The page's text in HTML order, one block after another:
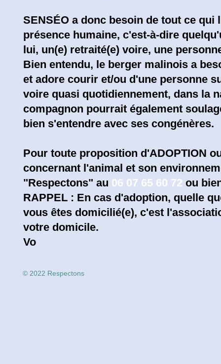
SENSÉO a donc besoin de tout ce
présence humaine, c'est-à-dire
lui, un(e) retraité(e) voire, une
Bien entendu, le berger malinois a
et adore courir et/ou d'une personne
voire quasi quotidiennement, dans la
compagnon pourrait également
bien s'entendre avec ses congénères.
Pour toute proposition d'ADOPTION
concernant l'animal et son
"Respectons" au 06 07 65 60 72 ou
RAPPEL : En cas d'adoption, quelle
vous êtes domicilié(e), c'est
votre domicile.
Vo
© 2022 Respectons